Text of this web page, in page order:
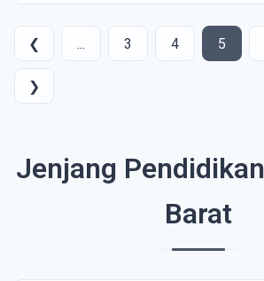
❮ ... 3 4 5
❯
Jenjang
Barat